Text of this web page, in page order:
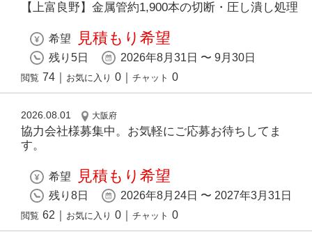
【上富良野】金属管約1,900本の切断・圧し潰し処理
希望 見積もり希望
残り5日 2026年8月31日 〜 9月30日
閲覧 74 お気に入り 0 チャット 0
2026.08.01 大阪府
協力会社様募集中。お気軽にご応募お待ちしてま
す。
希望 見積もり希望
残り8日 2026年8月24日 〜 2027年3月31日
閲覧 62 お気に入り 0 チャット 0